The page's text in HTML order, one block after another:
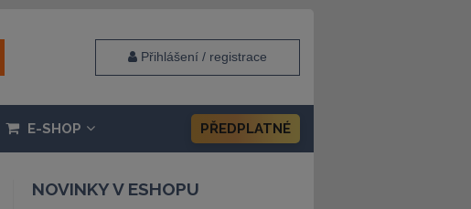
Přihlášení / registrace
E-SHOP PŘEDPLATNÉ
NOVINKY V ESHOPU